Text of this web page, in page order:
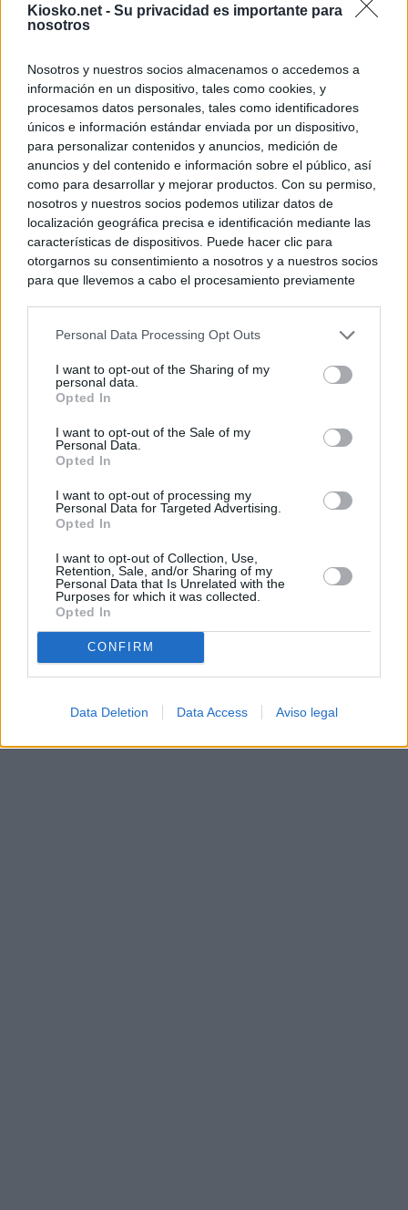
Kiosko.net - Su privacidad es importante para
nosotros
Nosotros y nuestros socios almacenamos o accedemos a
información en un dispositivo, tales como cookies, y
procesamos datos personales, tales como identificadores
únicos e información estándar enviada por un dispositivo,
para personalizar contenidos y anuncios, medición de
anuncios y del contenido e información sobre el público, así
como para desarrollar y mejorar productos. Con su permiso,
nosotros y nuestros socios podemos utilizar datos de
localización geográfica precisa e identificación mediante las
características de dispositivos. Puede hacer clic para
otorgarnos su consentimiento a nosotros y a nuestros socios
para que llevemos a cabo el procesamiento previamente
negar su consentimiento. Tenga en cuenta que algún
de su consentimiento, pero usted tiene el derecho de
rechazar tal procesamiento. Sus preferencias se aplicarán
cualquier momento entrando de nuevo en este sitio web o
visitando nuestra política de privacidad.
Personal Data Processing Opt Outs
I want to opt-out of the Sharing of my
personal data.
Opted In
I want to opt-out of the Sale of my
Personal Data.
Opted In
I want to opt-out of processing my
Personal Data for Targeted Advertising.
Opted In
I want to opt-out of Collection, Use,
Retention, Sale, and/or Sharing of my
Personal Data that Is Unrelated with the
Purposes for which it was collected.
Opted In
CONFIRM
Data Deletion Data Access Aviso legal